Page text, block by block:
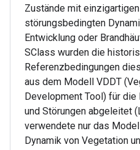
Zustände mit
störungsbedingten
Entwicklung oder
SClass wurden die
Referenzbedingungen
aus dem Modell VDDT
Development Tool) für
und Störungen abgeleitet
verwendete nur das
Dynamik von Vegetation